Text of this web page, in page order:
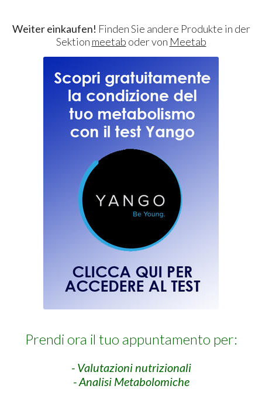
Weiter einkaufen! Finden Sie andere Produkte in der
Sektion meetab oder von Meetab
Prendi ora il tuo appuntamento per:
- Valutazioni nutrizionali
- Analisi Metabolomiche